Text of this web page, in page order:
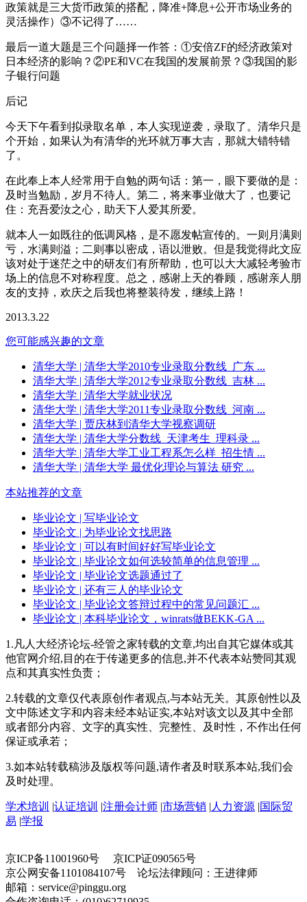
政策就是三大货币政策的搭配，降准+降息+公开市场业务的
灵活操作）③不记得了……
最后一道大题是三个问题择一作答：①安倍ZF的经济政策对
日本经济的影响？②PE和VC在我国的发展前景？③我国的影
子银行问题
后记
今天下午看到拟录取名单，本人实现逆袭，录取了。清华只是
个开始，如果认为有清华的光环就万事大吉，那就大错特错
了。
在此奉上本人经常用于自勉的两句话：第一，眼下要做的是：
及时当勉励，岁月不待人。第二，将来事业做大了，也要记
住：充吾爱汝之心，助天下人爱其所爱。
就本人一如既往的低调风格，是不愿发帖宣传的。一则月满则
亏，水满则溢；二则事以密成，语以泄败。但是我觉得此文应
该对处于迷茫之中的研友们有所帮助，也可以大大减轻考验市
场上的信息不对称程度。总之，感谢上天的眷顾，感谢亲人朋
友的支持，欢庆之后我也将整装待发，继续上路！
2013.3.22
您可能感兴趣的文章
清华大学 | 清华大学2010专业录取分数线_广东 ...
清华大学 | 清华大学2012专业录取分数线_吉林 ...
清华大学 | 清华大学就业状况
清华大学 | 清华大学2011专业录取分数线_河南 ...
清华大学 | 贾庆林到清华大学视察调研
清华大学 | 清华大学分数线_天津考生_理科录 ...
清华大学 | 清华大学工业工程系怎么样_招生情 ...
清华大学 | 清华大学 最优化理论与算法 研究 ...
本站推荐的文章
毕业论文 | 写毕业论文
毕业论文 | 为毕业论文找思路
毕业论文 | 可以有时间好好写毕业论文
毕业论文 | 毕业论文如何选较简单的信息管理 ...
毕业论文 | 毕业论文选题通过了
毕业论文 | 还有三人的毕业论文
毕业论文 | 毕业论文答辩过程中的常见问题汇 ...
毕业论文 | 本科毕业论文，winrats做BEKK-GA ...
1.凡人大经济论坛-经管之家转载的文章,均出自其它媒体或其
他官网介绍,目的在于传递更多的信息,并不代表本站赞同其观
点和其真实性负责；
2.转载的文章仅代表原创作者观点,与本站无关。其原创性以及
文中陈述文字和内容未经本站证实,本站对该文以及其中全部
或者部分内容、文字的真实性、完整性、及时性，不作出任何
保证或承若；
3.如本站转载稿涉及版权等问题,请作者及时联系本站,我们会
及时处理。
学术培训 |认证培训 |注册会计师 |市场营销 | 人力资源 |国际贸
易 |学报
京ICP备11001960号 京ICP证090565号
京公网安备1101084107号 论坛法律顾问：王进律师
邮箱：service@pinggu.org